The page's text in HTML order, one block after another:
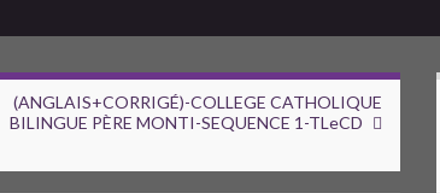
(ANGLAIS+CORRIGÉ)-COLLEGE CATHOLIQUE
BILINGUE PÈRE MONTI-SEQUENCE 1-TLeCD